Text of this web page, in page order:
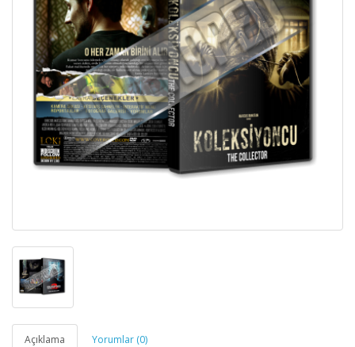
Açıklama Yorumlar (0)